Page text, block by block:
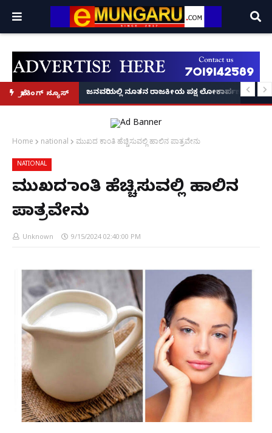
ಬ್ರೇಕಿಂಗ್ ನ್ಯೂಸ್
ಕಥೆ!
8 ಅಡಿಗೂ ಹೆಚ್ಚು ಉದ್ದದ ಕೂದಲು ಬೆಳೆಸಿ ಗಿನ್ನಿಸ್ ವಿಶ್ವ ದಾಖಲೆ ಬರೆದ ಭಾರತದ ರೇಣು
ಜನವರಿಯಲ್ಲಿ ನೂತನ ರಾಜಕೀಯ ಪಕ್ಷ ಲೋಕಾರ್ಪಣೆ – ನಟ
Home national ಮುಖದ ಕಾಂತಿ ಹೆಚ್ಚಿಸುವಲ್ಲಿ ಹಾಲಿನ ಪಾತ್ರವೇನು
NATIONAL
ಮುಖದ ಕಾಂತಿ ಹೆಚ್ಚಿಸುವಲ್ಲಿ ಹಾಲಿನ
ಪಾತ್ರವೇನು
Unknown 9/15/2024 02:40:00 PM